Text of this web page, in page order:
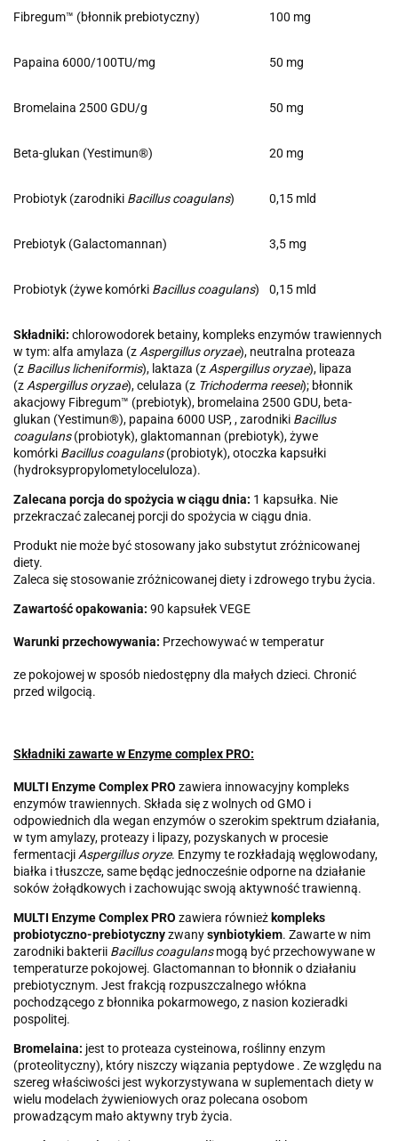
Fibregum™ (błonnik prebiotyczny) 100 mg
Papaina 6000/100TU/mg 50 mg
Bromelaina 2500 GDU/g 50 mg
Beta-glukan (Yestimun®) 20 mg
Probiotyk (zarodniki Bacillus coagulans) 0,15 mld
Prebiotyk (Galactomannan) 3,5 mg
Probiotyk (żywe komórki Bacillus coagulans) 0,15 mld
Składniki: chlorowodorek betainy, kompleks enzymów trawiennych
w tym: alfa amylaza (z Aspergillus oryzae), neutralna proteaza
(z Bacillus licheniformis), laktaza (z Aspergillus oryzae), lipaza
(z Aspergillus oryzae), celulaza (z Trichoderma reesei); błonnik
akacjowy Fibregum™ (prebiotyk), bromelaina 2500 GDU, beta-
glukan (Yestimun®), papaina 6000 USP, , zarodniki Bacillus
coagulans(probiotyk), glaktomannan (prebiotyk), żywe
komórki Bacillus coagulans(probiotyk), otoczka kapsułki
(hydroksypropylometyloceluloza).
Zalecana porcja do spożycia w ciągu dnia: 1 kapsułka. Nie
przekraczać zalecanej porcji do spożycia w ciągu dnia.
Produkt nie może być stosowany jako substytut zróżnicowanej
diety.
Zaleca się stosowanie zróżnicowanej diety i zdrowego trybu życia.
Zawartość opakowania: 90 kapsułek VEGE
Warunki przechowywania: Przechowywać w temperatur
ze pokojowej w sposób niedostępny dla małych dzieci. Chronić
przed wilgocią.
Składniki zawarte w Enzyme complex PRO:
MULTI Enzyme Complex PRO zawiera innowacyjny kompleks
enzymów trawiennych. Składa się z wolnych od GMO i
odpowiednich dla wegan enzymów o szerokim spektrum działania,
w tym amylazy, proteazy i lipazy, pozyskanych w procesie
fermentacji Aspergillus oryze. Enzymy te rozkładają węglowodany,
białka i tłuszcze, same będąc jednocześnie odporne na działanie
soków żołądkowych i zachowując swoją aktywność trawienną.
MULTI Enzyme Complex PRO zawiera również kompleks
probiotyczno-prebiotycznyzwanysynbiotykiem. Zawarte w nim
zarodniki bakterii Bacillus coagulansmogą być przechowywane w
temperaturze pokojowej. Glactomannan to błonnik o działaniu
prebiotycznym. Jest frakcją rozpuszczalnego włókna
pochodzącego z błonnika pokarmowego, z nasion kozieradki
pospolitej.
Bromelaina: jest to proteaza cysteinowa, roślinny enzym
(proteolityczny), który niszczy wiązania peptydowe . Ze względu na
szereg właściwości jest wykorzystywana w suplementach diety w
wielu modelach żywieniowych oraz polecana osobom
prowadzącym mało aktywny tryb życia.